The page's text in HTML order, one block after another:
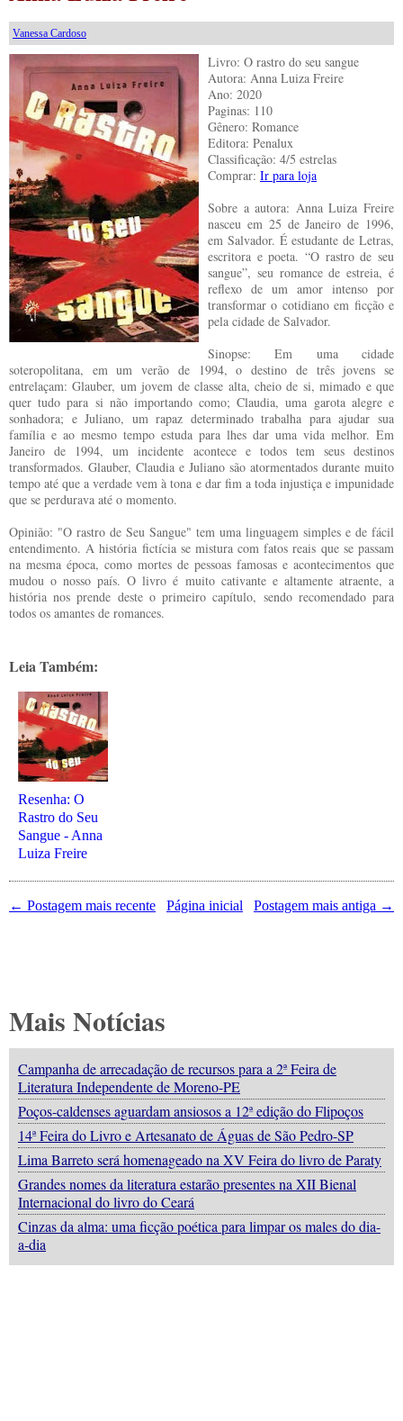
Vanessa Cardoso
Livro: O rastro do seu sangue
Autora: Anna Luiza Freire
Ano: 2020
Paginas: 110
Gênero: Romance
Editora: Penalux
Classificação: 4/5 estrelas
Comprar: Ir para loja
Sobre a autora: Anna Luiza Freire
nasceu em 25 de Janeiro de 1996,
em Salvador. É estudante de Letras,
escritora e poeta. “O rastro de seu
sangue”, seu romance de estreia, é
reflexo de um amor intenso por
transformar o cotidiano em ficção e
pela cidade de Salvador.
Sinopse: Em uma cidade
soteropolitana, em um verão de 1994, o destino de três jovens se
entrelaçam: Glauber, um jovem de classe alta, cheio de si, mimado e que
quer tudo para si não importando como; Claudia, uma garota alegre e
sonhadora; e Juliano, um rapaz determinado trabalha para ajudar sua
família e ao mesmo tempo estuda para lhes dar uma vida melhor. Em
Janeiro de 1994, um incidente acontece e todos tem seus destinos
transformados. Glauber, Claudia e Juliano são atormentados durante muito
tempo até que a verdade vem à tona e dar fim a toda injustiça e impunidade
que se perdurava até o momento.
Opinião: "O rastro de Seu Sangue" tem uma linguagem simples e de fácil
entendimento. A história fictícia se mistura com fatos reais que se passam
na mesma época, como mortes de pessoas famosas e acontecimentos que
mudou o nosso país. O livro é muito cativante e altamente atraente, a
história nos prende deste o primeiro capítulo, sendo recomendado para
todos os amantes de romances.
Leia Também:
Resenha: O
Rastro do Seu
Sangue - Anna
Luiza Freire
← Postagem mais recente Postagem mais antiga →
Página inicial
Mais Notícias
Campanha de arrecadação de recursos para a 2ª Feira de
Literatura Independente de Moreno-PE
Poços-caldenses aguardam ansiosos a 12ª edição do Flipoços
14ª Feira do Livro e Artesanato de Águas de São Pedro-SP
Lima Barreto será homenageado na XV Feira do livro de Paraty
Grandes nomes da literatura estarão presentes na XII Bienal
Internacional do livro do Ceará
Cinzas da alma: uma ficção poética para limpar os males do dia-
a-dia